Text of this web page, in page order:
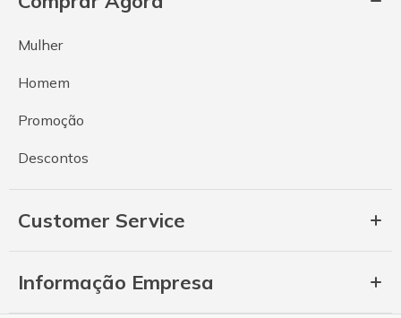
Mulher
Homem
Promoção
Descontos
Customer Service
Informação Empresa